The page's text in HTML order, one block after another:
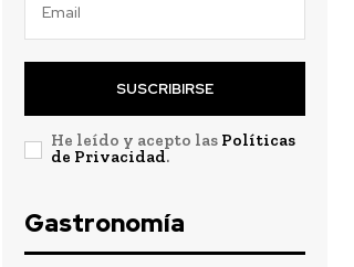
SUSCRIBIRSE
He leído y acepto las Políticas
de Privacidad.
Gastronomía